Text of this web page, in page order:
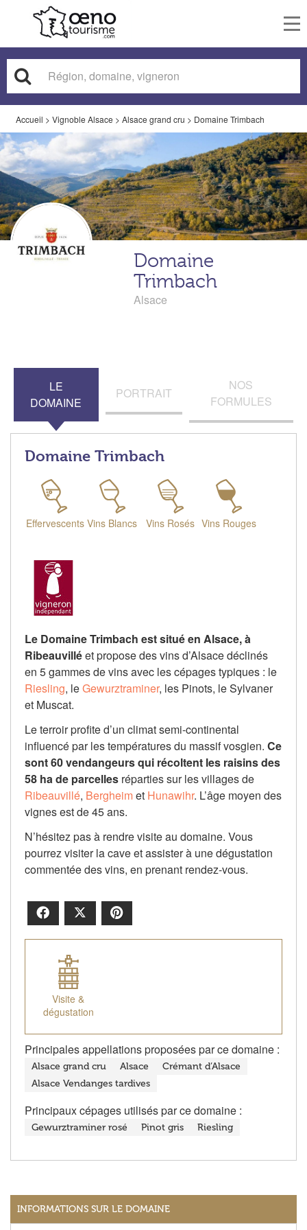
Accueil > Vignoble Alsace > Alsace grand cru > Domaine Trimbach
Domaine
Trimbach
Alsace
LE
DOMAINE
PORTRAIT
NOS
FORMULES
Domaine Trimbach
Effervescents Vins Blancs Vins Rosés Vins Rouges
Le Domaine Trimbach est situé en Alsace, à
Ribeauvilléet propose des vins d’Alsace déclinés
en 5 gammes de vins avec les cépages typiques : le
Riesling, leGewurztraminer, les Pinots, le Sylvaner
et Muscat.
Le terroir profite d’un climat semi-continental
influencé par les températures du massif vosgien. Ce
sont 60 vendangeurs qui récoltent les raisins des
58 ha de parcelles réparties sur les villages de
Ribeauvillé, Bergheimet Hunawihr. L’âge moyen des
vignes est de 45 ans.
N’hésitez pas à rendre visite au domaine. Vous
pourrez visiter la cave et assister à une dégustation
commentée des vins, en prenant rendez-vous.
Facebook
Visite &
dégustation
Principales appellations proposées par ce domaine :
Alsace grand cru Alsace
Crémant d’Alsace
Alsace Vendanges tardives
Principaux cépages utilisés par ce domaine :
Gewurztraminer rosé Pinot gris Riesling
INFORMATIONS SUR LE DOMAINE